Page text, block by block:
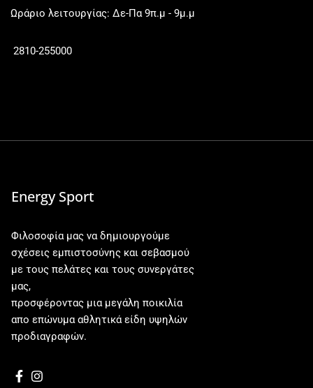
Ωράριο λειτουργίας: Δε-Πα 9π.μ - 9μ.μ
2810-255000
Energy Sport
Φιλοσοφία μας να δημιουργούμε
σχέσεις εμπιστοσύνης και σεβασμού
με τους πελάτες και τους συνεργάτες
μας,
προσφέροντας μια μεγάλη ποικιλία
απο επώνυμα αθλητικά είδη υψηλών
προδιαγραφών.